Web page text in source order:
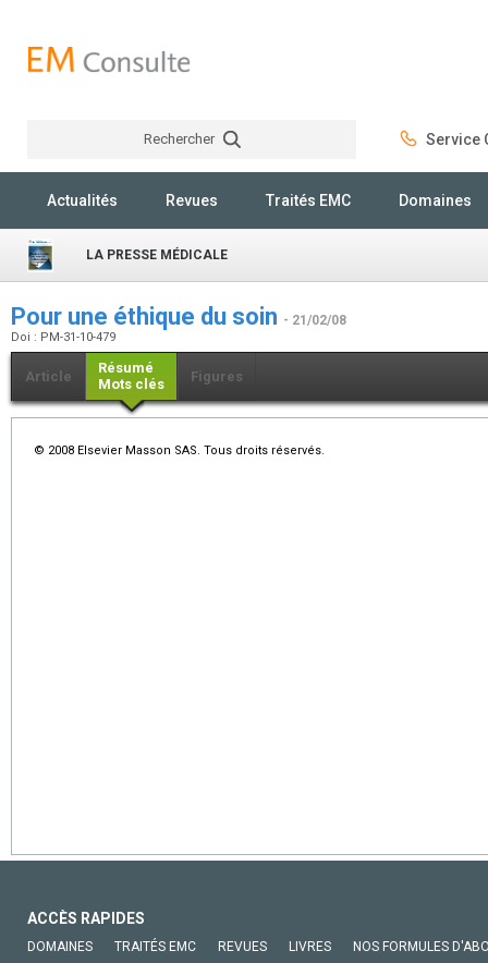
Rechercher Service
Actualités Revues Traités EMC Domaines
LA PRESSE MÉDICALE
Pour une éthique du soin - 21/02/08
Doi : PM-31-10-479
Article
Résumé
Mots clés
Figures
© 2008 Elsevier Masson SAS. Tous droits réservés.
ACCÈS RAPIDES
DOMAINES TRAITÉS EMC REVUES LIVRES NOS FORMULES